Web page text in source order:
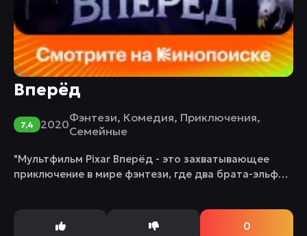
Вперёд
7,4 2020Фэнтези, Комедия, Приключения,
Семейные
"Mультфильм Pixar Вперёд - это захватывающее
приключение в мире фэнтези, где два брата-эльфа,
0